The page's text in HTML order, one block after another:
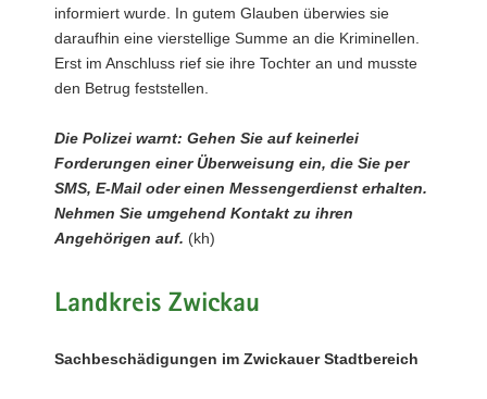
informiert wurde. In gutem Glauben überwies sie
daraufhin eine vierstellige Summe an die Kriminellen.
Erst im Anschluss rief sie ihre Tochter an und musste
den Betrug feststellen.
Die Polizei warnt: Gehen Sie auf keinerlei
Forderungen einer Überweisung ein, die Sie per
SMS, E-Mail oder einen Messengerdienst erhalten.
Nehmen Sie umgehend Kontakt zu ihren
Angehörigen auf. (kh)
Landkreis Zwickau
Sachbeschädigungen im Zwickauer Stadtbereich